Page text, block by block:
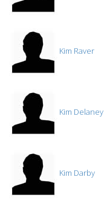
Kim Raver
Kim Delaney
Kim Darby